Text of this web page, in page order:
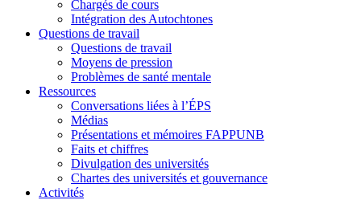
Chargés de cours
Intégration des Autochtones
Questions de travail
Questions de travail
Moyens de pression
Problèmes de santé mentale
Ressources
Conversations liées à l’ÉPS
Médias
Présentations et mémoires FAPPUNB
Faits et chiffres
Divulgation des universités
Chartes des universités et gouvernance
Activités